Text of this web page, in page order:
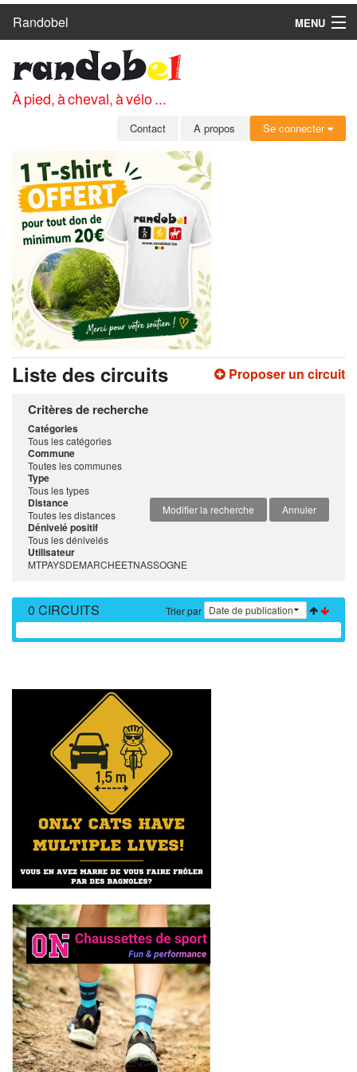
Randobel
MENU
CIRCUITS
CLUBS
MEMBRES
SE CONNECTER
INSCRIPTION GRATUITE
MOT DE PASSE OUBLIÉ
À pied, à cheval, à vélo ...
Contact A propos Se connecter
Proposer un circuit
Liste des circuits
Critères de recherche
Catégories
Tous les catégories
Commune
Toutes les communes
Type
Tous les types
Modifier la recherche
Annuler
Distance
Toutes les distances
Dénivelé positif
Tous les dénivelés
Utilisateur
MTPAYSDEMARCHEETNASSOGNE
Trier par
0 CIRCUITS